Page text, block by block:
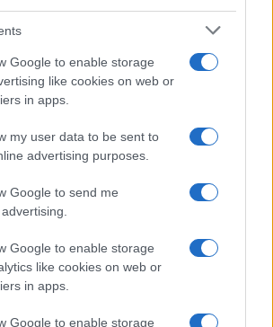
Google to enable storage
like cookies on web or
in apps.
my user data to be sent to
advertising purposes.
Google to send me
Google to enable storage
like cookies on web or
in apps.
Google to enable storage
Piantedosi?
gestione Piantedosi? Ancora
Sicuramente, se guardiamo il lato
di questi primi due mesi
un’altra strada rispetto alle
soprattutto della parte di
richiedeva addirittura il blocco